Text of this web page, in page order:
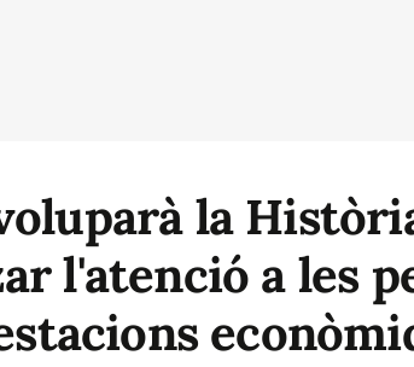
la
l'atenció a les